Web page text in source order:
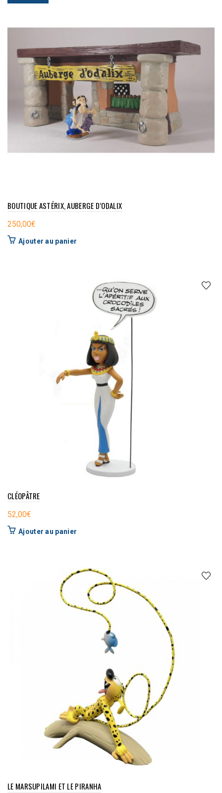
BOUTIQUE ASTÉRIX, AUBERGE D’ODALIX
250,00€
Ajouter au panier
CLÉOPÂTRE
52,00€
Ajouter au panier
LE MARSUPILAMI ET LE PIRANHA